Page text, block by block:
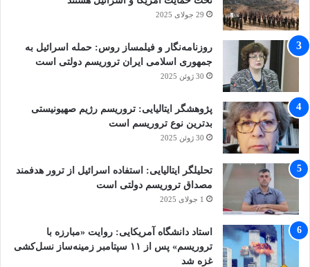
29 جولای 2025
روزنامه‌نگار و فیلمساز روس: حمله اسرائیل به
جمهوری اسلامی ایران تروریسم دولتی است
30 ژوئن 2025
پژوهشگر ایتالیایی: تروریسم رژیم صهیونیستی
بدترین نوع تروریسم است
30 ژوئن 2025
تحلیلگر ایتالیایی: استفاده اسرائیل از ترور هدفمند
مصداق تروریسم دولتی است
1 جولای 2025
استاد دانشگاه آمریکایی: روایت «مبارزه با
تروریسم» پس از ۱۱ سپتامبر زمینه‌ساز نسل‌کشی
غزه شد